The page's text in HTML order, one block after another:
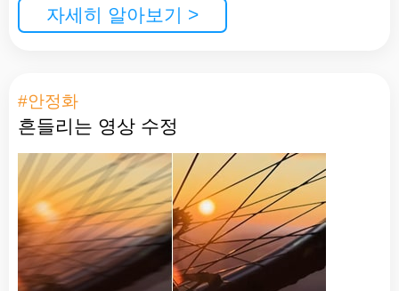
자세히 알아보기 >
#안정화
흔들리는 영상 수정